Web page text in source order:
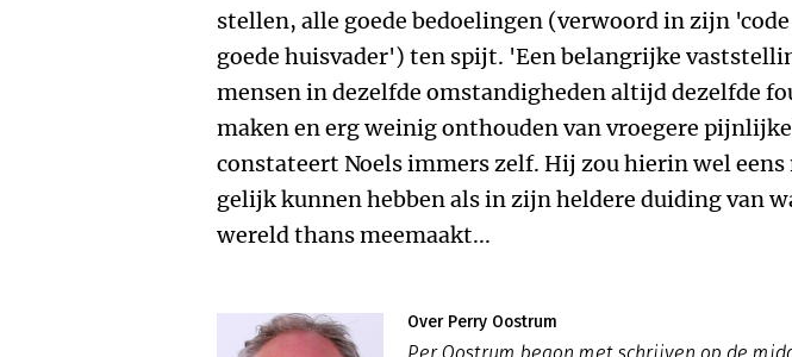
stellen, alle goede bedoelingen (verwoord in zijn 'code
goede huisvader') ten spijt. 'Een belangrijke
mensen in dezelfde omstandigheden altijd dezelfde
maken en erg weinig onthouden van vroegere
constateert Noels immers zelf. Hij zou hierin wel eens
gelijk kunnen hebben als in zijn heldere duiding van
wereld thans meemaakt...
Over Perry Oostrum